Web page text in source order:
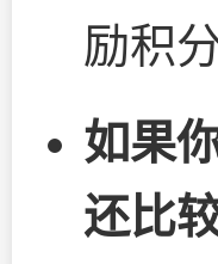
励积
如果
还比